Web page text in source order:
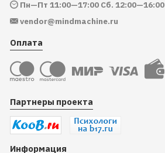
Пн—Пт 11:00—17:00 Сб. 12:00—16:00
vendor@mindmachine.ru
Оплата
Партнеры проекта
Информация